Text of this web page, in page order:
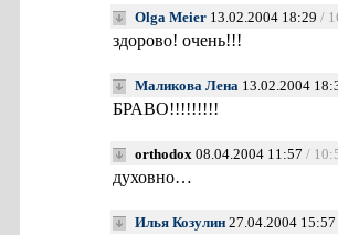
Olga Meier 13.02.2004 18:29 /
здорово! очень!!!
Маликова Лена 13.02.2004
БРАВО!!!!!!!!!
orthodox 08.04.2004 11:57 /
духовно…
Илья Козулин 27.04.2004 15:57